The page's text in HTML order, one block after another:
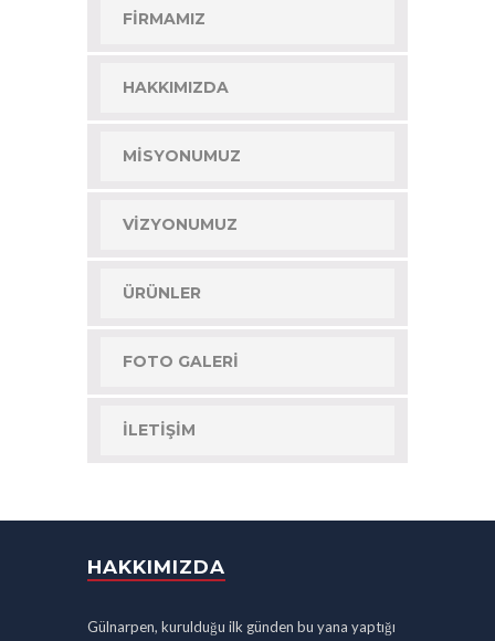
FIRMAMIZ
HAKKIMIZDA
MISYONUMUZ
VIZYONUMUZ
ÜRÜNLER
FOTO GALERI
İLETIŞIM
HAKKIMIZDA
Gülnarpen, kurulduğu ilk günden bu yana yaptığı